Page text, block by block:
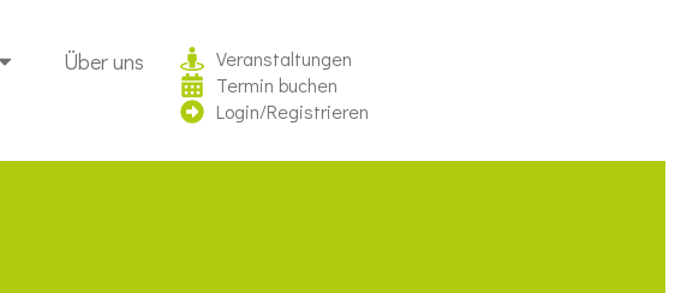
Über uns
Veranstaltungen
Termin buchen
Login/Registrieren